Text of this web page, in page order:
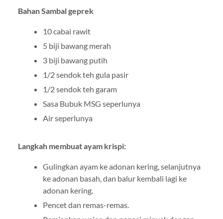
Bahan Sambal geprek
10 cabai rawit
5 biji bawang merah
3 biji bawang putih
1/2 sendok teh gula pasir
1/2 sendok teh garam
Sasa Bubuk MSG seperlunya
Air seperlunya
Langkah membuat ayam krispi:
Gulingkan ayam ke adonan kering, selanjutnya
ke adonan basah, dan balur kembali lagi ke
adonan kering.
Pencet dan remas-remas.